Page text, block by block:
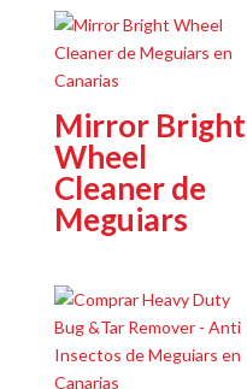
Mirror Bright
Wheel
Cleaner de
Meguiars